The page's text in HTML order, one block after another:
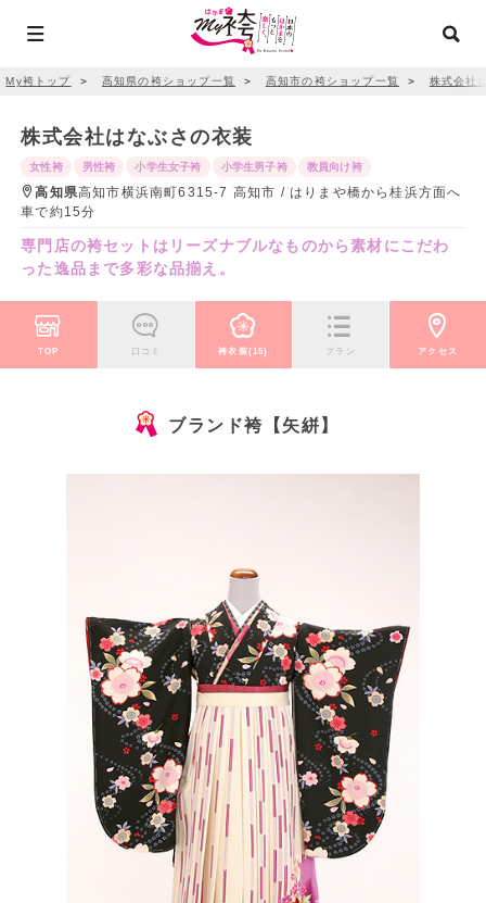
My袴トップ ＞ 高知県の袴ショップ一覧 ＞ 高知市の袴ショップ一覧 ＞ 株式会社
株式会社はなぶさの衣装
女性袴 男性袴 小学生女子袴 小学生男子袴 教員向け袴
高知県高知市横浜南町6315-7 高知市 / はりまや橋から桂浜方面へ
車で約15分
専門店の袴セットはリーズナブルなものから素材にこだわ
った逸品まで多彩な品揃え。
TOP 口コミ 袴衣装(15) プラン アクセス
ブランド袴【矢絣】